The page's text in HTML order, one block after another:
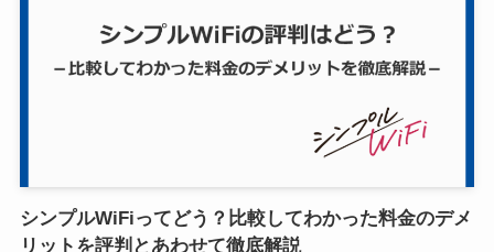
シンプルWiFiってどう？比較してわかった料金のデメ
リットを評判とあわせて徹底解説